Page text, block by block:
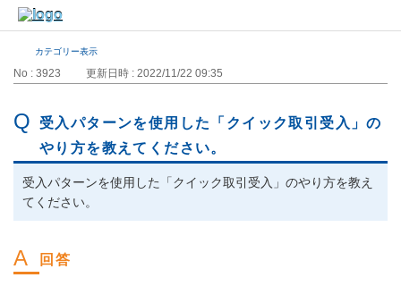
カテゴリー表示
No : 3923 更新日時 : 2022/11/22 09:35
受入パターンを使用した「クイック取引受入」の
やり方を教えてください。
受入パターンを使用した「クイック取引受入」のやり方を教え
てください。